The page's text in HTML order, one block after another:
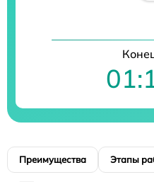
Преимущества Этапы